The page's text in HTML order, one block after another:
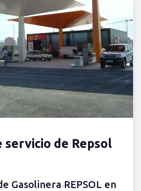
servicio de Repsol
Gasolinera REPSOL en